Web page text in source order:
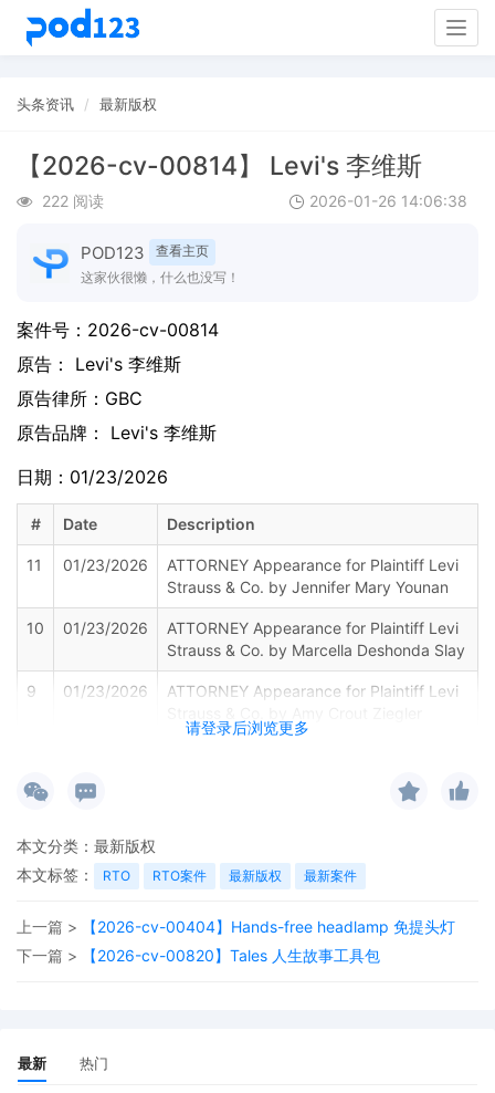
头条资讯 最新版权
【2026-cv-00814】 Levi's 李维斯
222 阅读 2026-01-26 14:06:38
POD123
查看主页
这家伙很懒，什么也没写！
请登录后浏览更多
案件号： 2026-cv-00814
原告：
Levi's 李维斯
原告律所：GBC
原告品牌：
Levi's 李维斯
日期：01/23/2026
# Date Description
11 01/23/2026
ATTORNEY Appearance for Plaintiff Levi
Strauss & Co. by Jennifer Mary Younan
10 01/23/2026
ATTORNEY Appearance for Plaintiff Levi
Strauss & Co. by Marcella Deshonda Slay
9 01/23/2026
ATTORNEY Appearance for Plaintiff Levi
6 01/23/2026
NOTIFICATION of Affiliates pursuant to
本文分类： 最新版权
本文标签：
RTO RTO案件 最新版权 最新案件
上一篇 >
【2026-cv-00404】Hands-free headlamp 免提头灯
下一篇 >
【2026-cv-00820】Tales 人生故事工具包
最新 热门